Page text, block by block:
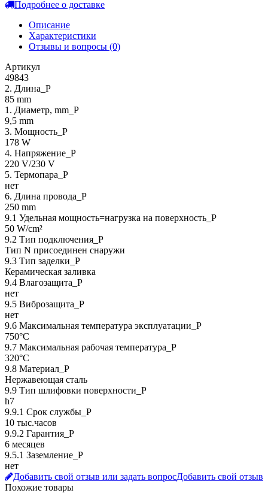
Подробнее о доставке
Описание
Характеристики
Отзывы и вопросы (0)
Артикул
49843
2. Длина_P
85 mm
1. Диаметр, mm_P
9,5 mm
3. Мощность_P
178 W
4. Напряжение_P
220 V/230 V
5. Термопара_P
нет
6. Длина провода_P
250 mm
9.1 Удельная мощность=нагрузка на поверхность_P
50 W/cm²
9.2 Тип подключения_P
Тип N присоединен снаружи
9.3 Тип заделки_Р
Керамическая заливка
9.4 Влагозащита_Р
нет
9.5 Виброзащита_Р
нет
9.6 Максимальная температура эксплуатации_Р
750°C
9.7 Максимальная рабочая температура_Р
320°C
9.8 Материал_Р
Нержавеющая сталь
9.9 Тип шлифовки поверхности_Р
h7
9.9.1 Срок службы_Р
10 тыс.часов
9.9.2 Гарантия_Р
6 месяцев
9.5.1 Заземление_P
нет
Добавить свой отзыв или задать вопросДобавить свой отзыв
Похожие товары